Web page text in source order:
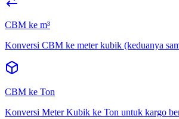
CBM ke m³
Konversi CBM ke meter kubik (keduanya
CBM ke Ton
Konversi Meter Kubik ke Ton untuk kargo